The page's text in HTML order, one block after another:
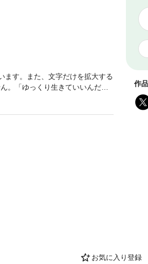
作
お気に入り登録
ます。また、文字だけを拡大する
。「ゆっくり生きていいんだ